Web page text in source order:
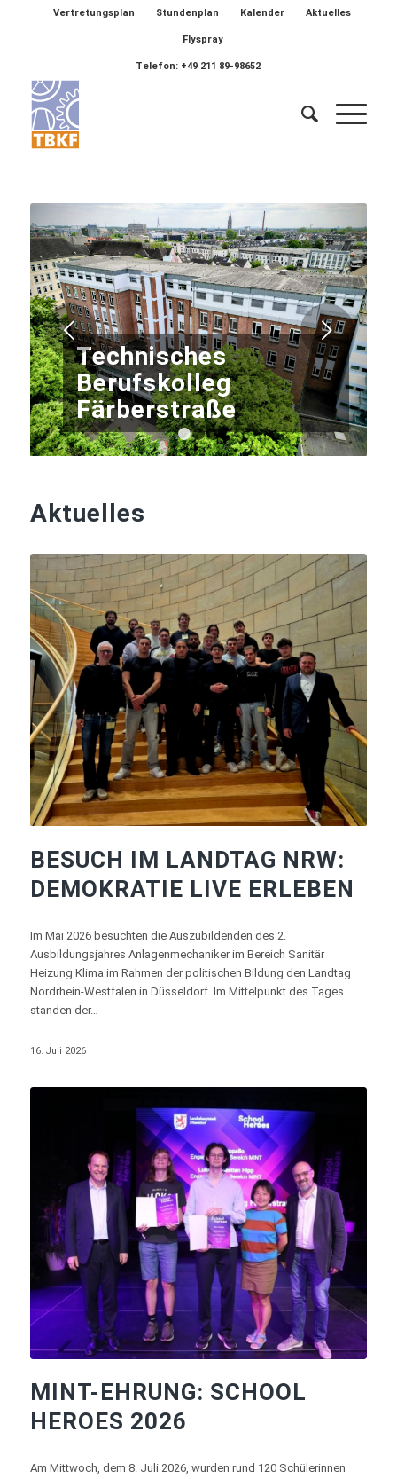
Vertretungsplan Stundenplan Kalender Aktuelles
Flyspray
Telefon: +49 211 89-98652
Technisches
Berufskolleg
Färberstraße
Weiter
1 2 3
Aktuelles
BESUCH IM LANDTAG NRW:
DEMOKRATIE LIVE ERLEBEN
Im Mai 2026 besuchten die Auszubildenden des 2.
Ausbildungsjahres Anlagenmechaniker im Bereich Sanitär
Heizung Klima im Rahmen der politischen Bildung den Landtag
Nordrhein-Westfalen in Düsseldorf. Im Mittelpunkt des Tages
standen der…
16. Juli 2026
MINT-EHRUNG: SCHOOL
HEROES 2026
Am Mittwoch, dem 8. Juli 2026, wurden rund 120 Schülerinnen